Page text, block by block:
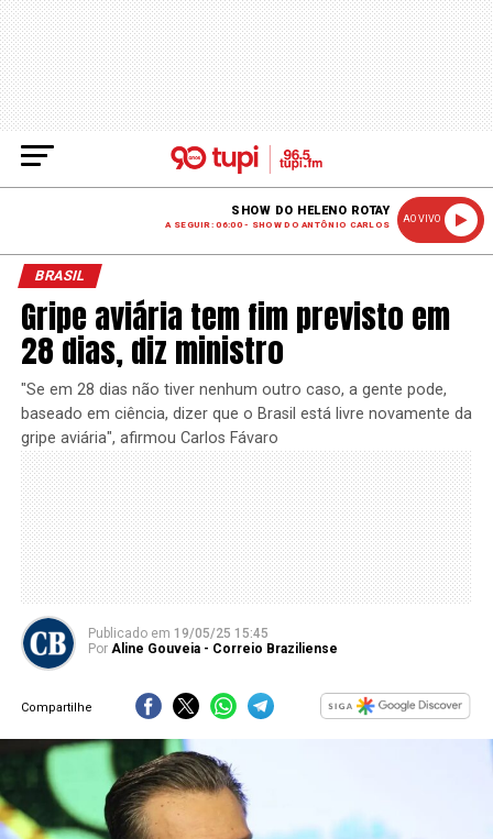
SHOW DO HELENO ROTAY
A SEGUIR: 06:00 - SHOW DO ANTÔNIO CARLOS
AO VIVO
BRASIL
Gripe aviária tem fim previsto em
28 dias, diz ministro
"Se em 28 dias não tiver nenhum outro caso, a gente pode,
baseado em ciência, dizer que o Brasil está livre novamente da
gripe aviária", afirmou Carlos Fávaro
Publicado em 19/05/25 15:45
Por Aline Gouveia - Correio Braziliense
Compartilhe